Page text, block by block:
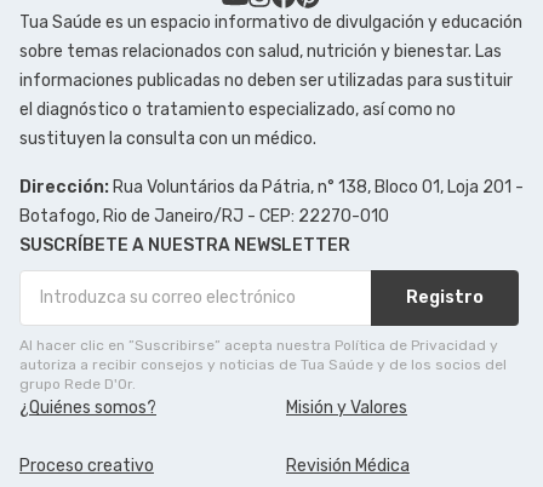
Tua Saúde es un espacio informativo de divulgación y educación
sobre temas relacionados con salud, nutrición y bienestar. Las
informaciones publicadas no deben ser utilizadas para sustituir
el diagnóstico o tratamiento especializado, así como no
sustituyen la consulta con un médico.
Dirección: Rua Voluntários da Pátria, n° 138, Bloco 01, Loja 201 -
Botafogo, Rio de Janeiro/RJ - CEP: 22270-010
SUSCRÍBETE A NUESTRA NEWSLETTER
Registro
Al hacer clic en ”Suscribirse” acepta nuestra Política de Privacidad y
autoriza a recibir consejos y noticias de Tua Saúde y de los socios del
grupo Rede D'Or.
¿Quiénes somos? Misión y Valores
Proceso creativo Revisión Médica